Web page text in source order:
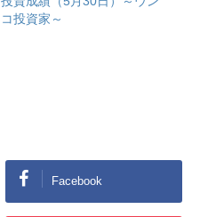
コ投資家～
Facebook